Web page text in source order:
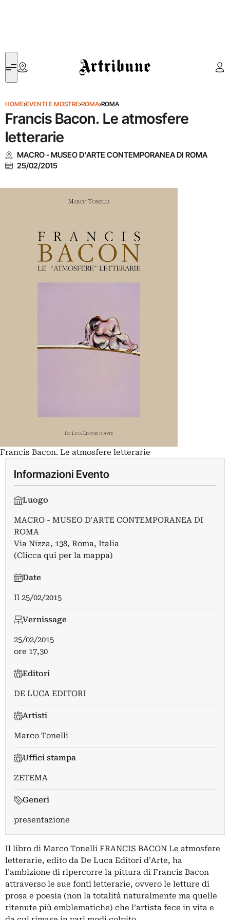
Artribune
HOME›EVENTI E MOSTRE›ROMA›ROMA
Francis Bacon. Le atmosfere
letterarie
MACRO - MUSEO D'ARTE CONTEMPORANEA DI ROMA
25/02/2015
Francis Bacon. Le atmosfere letterarie
Informazioni Evento
Luogo
MACRO - MUSEO D'ARTE CONTEMPORANEA DI
ROMA
Via Nizza, 138, Roma, Italia
(Clicca qui per la mappa)
Date
Il 25/02/2015
Vernissage
25/02/2015
ore 17,30
Editori
DE LUCA EDITORI
Artisti
Marco Tonelli
Uffici stampa
ZETEMA
Generi
presentazione
Il libro di Marco Tonelli FRANCIS BACON Le atmosfere
letterarie, edito da De Luca Editori d’Arte, ha
l’ambizione di ripercorre la pittura di Francis Bacon
attraverso le sue fonti letterarie, ovvero le letture di
prosa e poesia (non la totalità naturalmente ma quelle
ritenute più emblematiche) che l’artista fece in vita e